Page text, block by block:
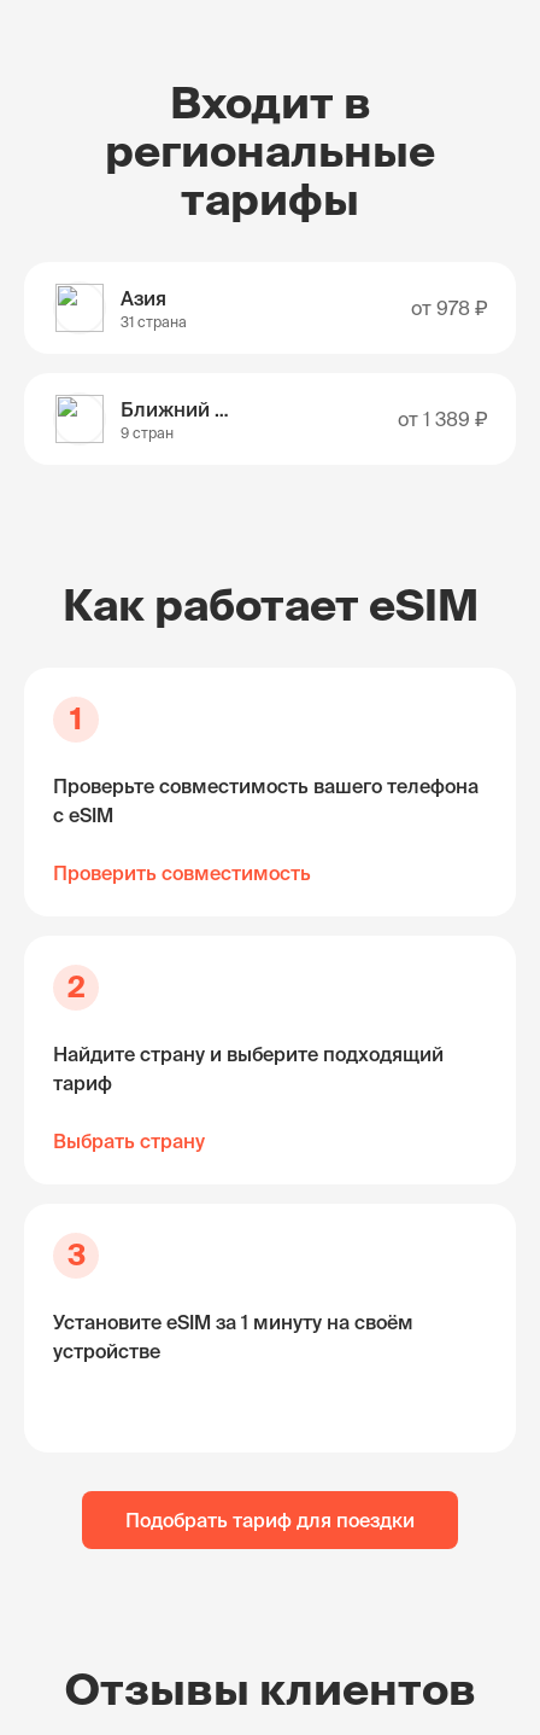
Входит в
региональные
тарифы
Азия
31 страна
от 978 ₽
Ближний Восток
9 стран
от 1 389 ₽
Как работает eSIM
1
Проверьте совместимость вашего телефона
с eSIM
Проверить совместимость
2
Найдите страну и выберите подходящий
тариф
Выбрать страну
3
Установите eSIM за 1 минуту на своём
устройстве
Подобрать тариф для поездки
Отзывы клиентов